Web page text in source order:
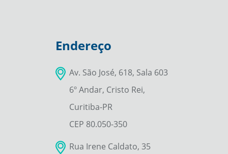
Endereço
Av. São José, 618, Sala 603
6º Andar, Cristo Rei,
Curitiba-PR
CEP 80.050-350
Rua Irene Caldato, 35